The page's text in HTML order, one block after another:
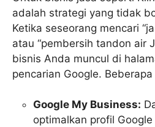
adalah strategi yang tidak
Ketika seseorang mencari
atau “pembersih tandon air
bisnis Anda muncul di
pencarian Google.
Google My Business:
optimalkan profil